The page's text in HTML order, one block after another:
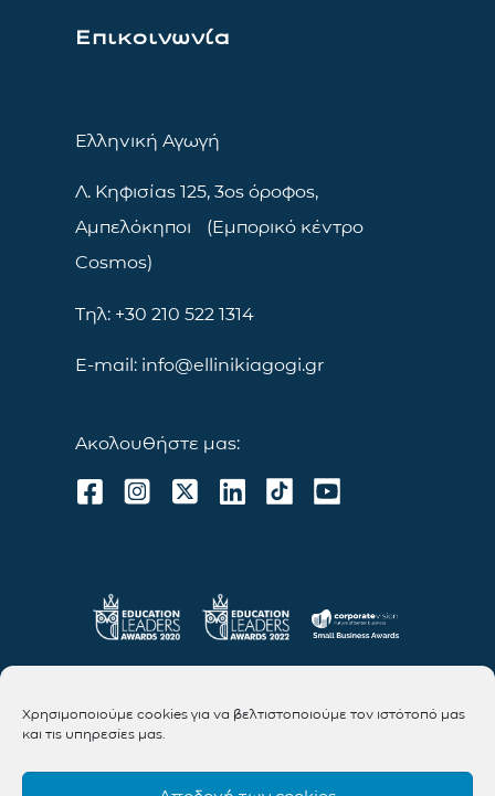
Χρησιμοποιούμε cookies για να βελτιστοποιούμε τον ιστότοπό μας
και τις υπηρεσίες μας.
Επικοινωνία
Ελληνική Αγωγή
Λ. Κηφισίας 125, 3ος όροφος,
Αμπελόκηποι (Εμπορικό κέντρο
Cosmos)
Τηλ: +30 210 522 1314
E-mail: info@ellinikiagogi.gr
Ακολουθήστε μας: